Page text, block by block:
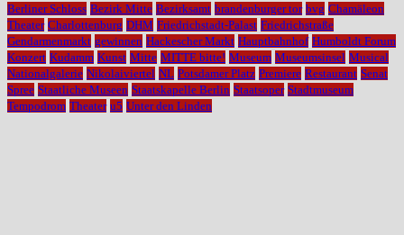
Berliner Schloss Bezirk Mitte Bezirksamt brandenburger tor bvg Chamäleon
Theater Charlottenburg DHM Friedrichstadt-Palast Friedrichstraße
Gendarmenmarkt gewinnen Hackescher Markt Hauptbahnhof Humboldt Forum
Konzert Kudamm Kunst Mitte MITTE bitte! Museum Museumsinsel Musical
Nationalgalerie Nikolaiviertel NL Potsdamer Platz Premiere Restaurant Senat
Spree Staatliche Museen Staatskapelle Berlin Staatsoper Stadtmuseum
Tempodrom Theater u5 Unter den Linden